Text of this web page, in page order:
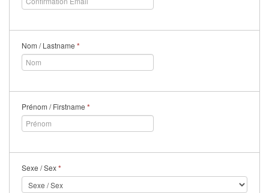
Nom / Lastname *
Prénom / Firstname *
Sexe / Sex*